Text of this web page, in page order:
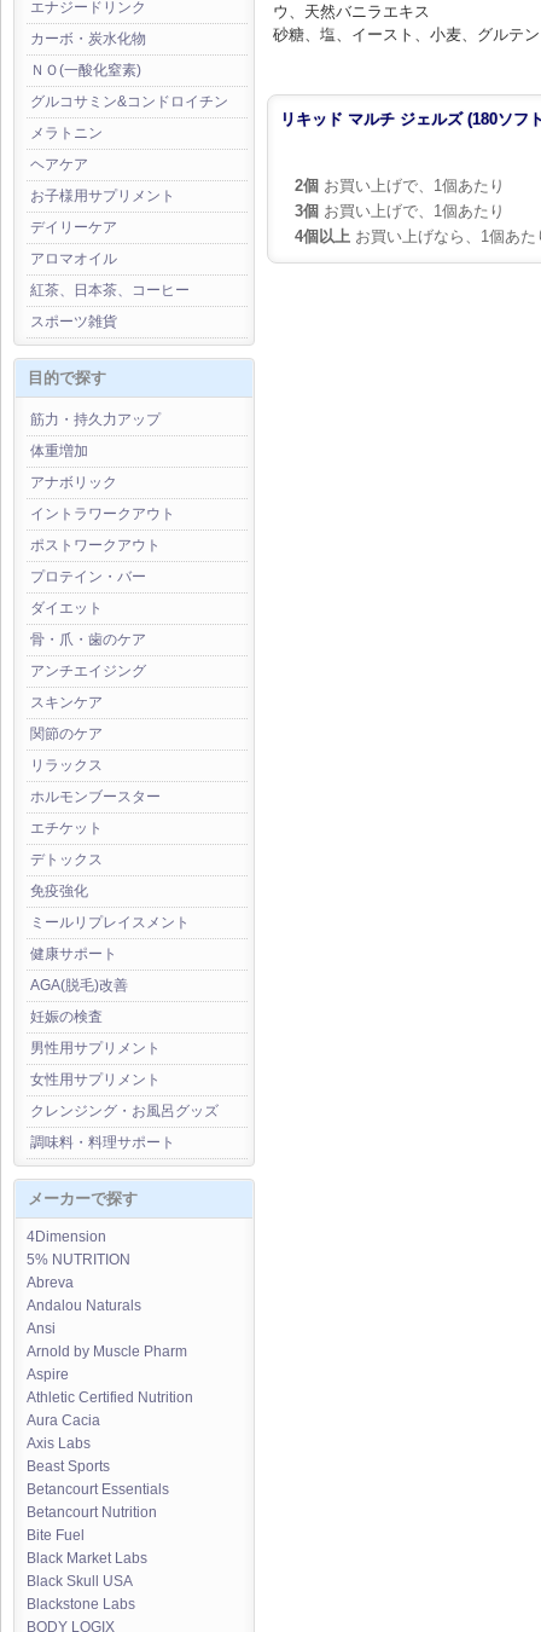
エナジードリンク
カーボ・炭水化物
ＮＯ(一酸化窒素)
グルコサミン&コンドロイチン
メラトニン
ヘアケア
お子様用サプリメント
デイリーケア
アロマオイル
紅茶、日本茶、コーヒー
スポーツ雑貨
目的で探す
筋力・持久力アップ
体重増加
アナボリック
イントラワークアウト
ポストワークアウト
プロテイン・バー
ダイエット
骨・爪・歯のケア
アンチエイジング
スキンケア
関節のケア
リラックス
ホルモンブースター
エチケット
デトックス
免疫強化
ミールリプレイスメント
健康サポート
AGA(脱毛)改善
妊娠の検査
男性用サプリメント
女性用サプリメント
クレンジング・お風呂グッズ
調味料・料理サポート
メーカーで探す
4Dimension
5% NUTRITION
Abreva
Andalou Naturals
Ansi
Arnold by Muscle Pharm
Aspire
Athletic Certified Nutrition
Aura Cacia
Axis Labs
Beast Sports
Betancourt Essentials
Betancourt Nutrition
Bite Fuel
Black Market Labs
Black Skull USA
Blackstone Labs
BODY LOGIX
ウ、天然バニラエキス
砂糖、塩、イースト、小麦、グルテ
リキッド マルチ ジェルズ (180ソフ
2個 お買い上げで、1個あたり
3個 お買い上げで、1個あたり
4個以上 お買い上げなら、1個あた